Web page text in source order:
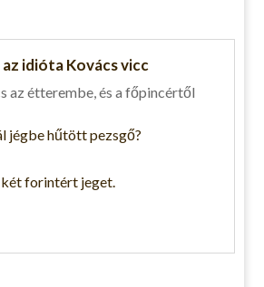
idióta Kovács vicc
az étterembe, és a főpincértől
jégbe hűtött pezsgő?
forintért jeget.